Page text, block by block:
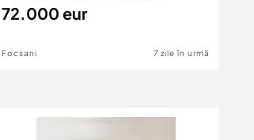
72.000 eur
Focsani 7 zile în urmă